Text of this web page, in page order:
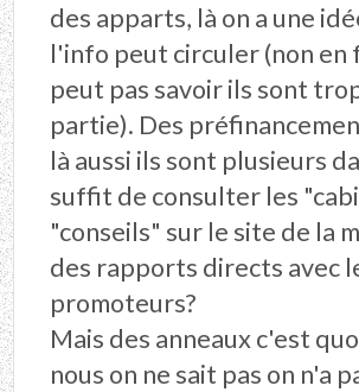
des apparts, là on a une
l'info peut circuler (non en
peut pas savoir ils sont
partie). Des
là aussi ils sont plusieurs
suffit de consulter les
"conseils" sur le site de la
des rapports directs avec
promoteurs?
Mais des anneaux c'est
nous on ne sait pas on n'a